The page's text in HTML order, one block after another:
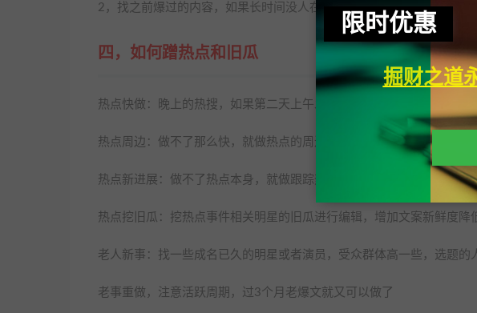
2，找之前爆过的内容，如果长时间没人在做，可以去尝试做下
四，如何蹭热点和旧瓜
热点快做：晚上的热搜，如果第二天上午发出来，流量会不错。
热点周边：做不了那么快，就做热点的周边内容。
热点新进展：做不了热点本身，就做跟踪热点的发展。
热点挖旧瓜：挖热点事件相关明星的旧瓜进行编辑，增加文案新鲜度降
老人新事：找一些成名已久的明星或者演员，受众群体高一些，选题的
老事重做，注意活跃周期，过3个月老爆文就又可以做了
限时优惠
掘财之道